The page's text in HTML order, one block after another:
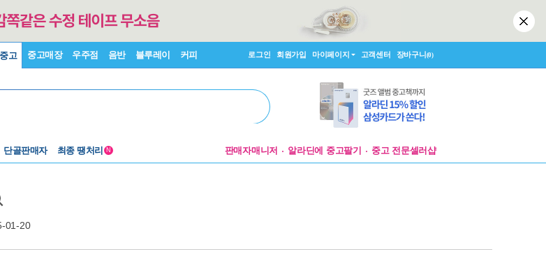
고 중고매장 우주점 음반 블루레이 커피 로그인 회원가입 마이페이지 고객센터 장바구니(0)
단골판매자 최종 땡처리 N 판매자매니저 알라딘에 중고팔기 중고 전문셀러샵
01-20